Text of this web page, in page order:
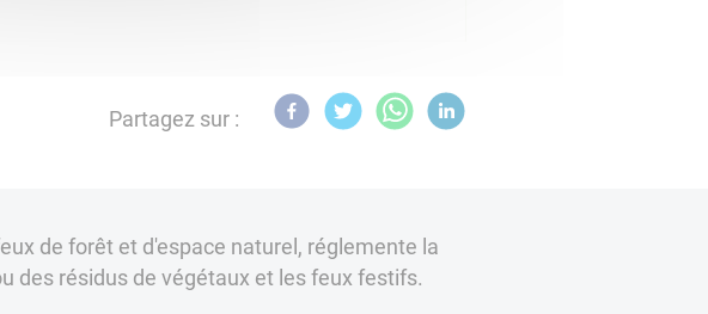
Partagez sur :
de forêt et d'espace naturel, réglemente la
des résidus de végétaux et les feux festifs.